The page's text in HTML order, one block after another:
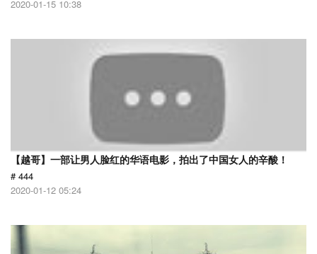
2020-01-15 10:38
【越哥】一部让男人脸红的华语电影，拍出了中国女人的辛酸！
# 444
2020-01-12 05:24